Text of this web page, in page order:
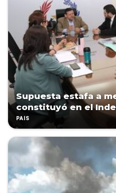
Supuesta estafa a
constituyó en el
PAÍS